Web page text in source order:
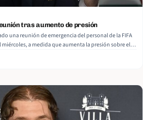
tras aumento de presión
una reunión de emergencia del personal de la FIFA
miércoles, a medida que aumenta la presión sobre el
de desarrollo del futbol mundial de… Read More